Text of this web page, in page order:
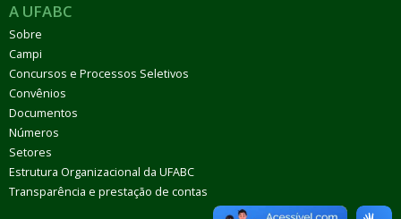
A UFABC
Sobre
Campi
Concursos e Processos Seletivos
Convênios
Documentos
Números
Setores
Estrutura Organizacional da UFABC
Transparência e prestação de contas